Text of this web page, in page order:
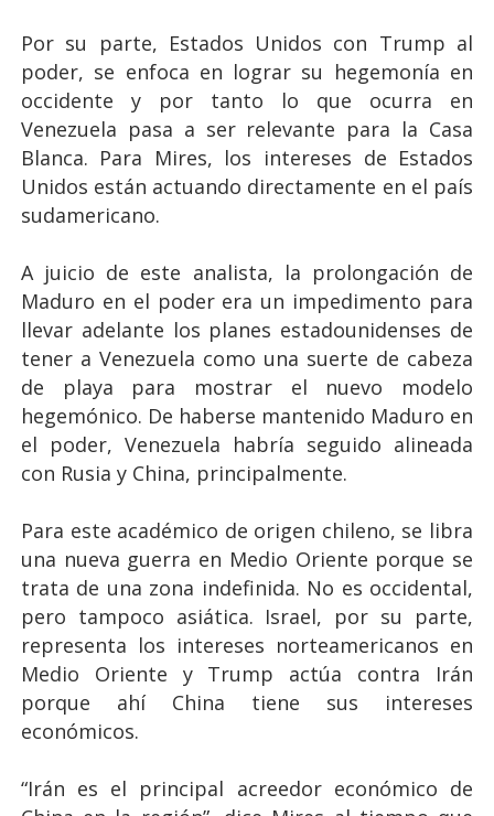
Por su parte, Estados Unidos con Trump al
poder, se enfoca en lograr su hegemonía en
occidente y por tanto lo que ocurra en
Venezuela pasa a ser relevante para la Casa
Blanca. Para Mires, los intereses de Estados
Unidos están actuando directamente en el país
sudamericano.
A juicio de este analista, la prolongación de
Maduro en el poder era un impedimento para
llevar adelante los planes estadounidenses de
tener a Venezuela como una suerte de cabeza
de playa para mostrar el nuevo modelo
hegemónico. De haberse mantenido Maduro en
el poder, Venezuela habría seguido alineada
con Rusia y China, principalmente.
Para este académico de origen chileno, se libra
una nueva guerra en Medio Oriente porque se
trata de una zona indefinida. No es occidental,
pero tampoco asiática. Israel, por su parte,
representa los intereses norteamericanos en
Medio Oriente y Trump actúa contra Irán
porque ahí China tiene sus intereses
económicos.
“Irán es el principal acreedor económico de